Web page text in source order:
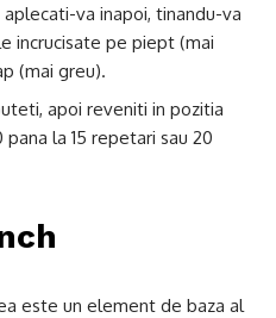
va inapoi, tinandu-va
incrucisate pe piept (mai
(mai greu).
apoi reveniti in pozitia
la 15 repetari sau 20
este un element de baza al